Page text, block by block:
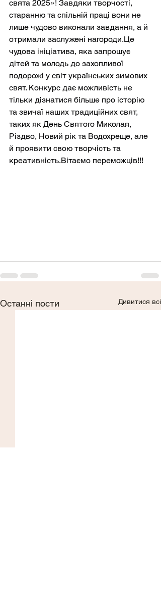
свята 2025»! Завдяки творчості,
старанню та спільній праці вони не
лише чудово виконали завдання, а й
отримали заслужені нагороди.Це
чудова ініціатива, яка запрошує
дітей та молодь до захопливої
подорожі у світ українських зимових
свят. Конкурс дає можливість не
тільки дізнатися більше про історію
та звичаї наших традиційних свят,
таких як День Святого Миколая,
Різдво, Новий рік та Водохреще, але
й проявити свою творчість та
креативність.Вітаємо переможців!!!
Останні пости Дивитися всі